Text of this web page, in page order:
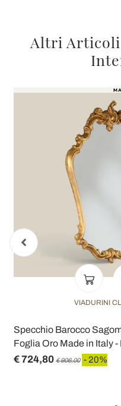
Altri Articoli
VIADURINI
Specchio Barocco
Foglia Oro Made in Italy -
€ 724,80 € 906,00 - 20%